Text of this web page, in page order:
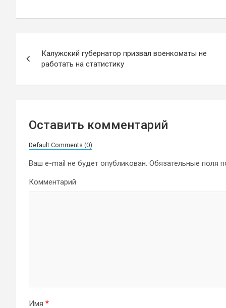
по
записям
Калужский губернатор призвал военкоматы не
работать на статистику
Оставить комментарий
Default Comments (0)
Ваш e-mail не будет опубликован. Обязательные поля
Комментарий
Имя *